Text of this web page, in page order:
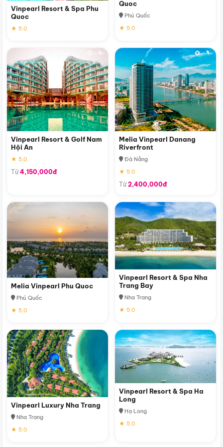
Vinpearl Resort & Spa Phu
Quoc
★ 5.0
Quoc
Phú Quốc
★ 5.0
Vinpearl Resort & Golf Nam
Hội An
★ 5.0
Từ4,150,000đ
Melia Vinpearl Danang
Riverfront
Đà Nẵng
★ 5.0
Từ2,400,000đ
Melia Vinpearl Phu Quoc
Phú Quốc
★ 5.0
Vinpearl Resort & Spa Nha
Trang Bay
Nha Trang
★ 5.0
Vinpearl Luxury Nha Trang
Nha Trang
★ 5.0
Vinpearl Resort & Spa Ha
Long
Hạ Long
★ 5.0